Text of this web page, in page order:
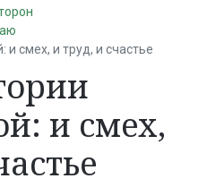
смех, и труд, и счастье
и смех,